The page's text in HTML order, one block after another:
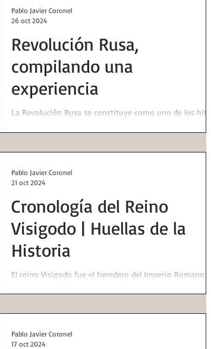
Revolución Rusa,
compilando una
experiencia
La Revolución Rusa se constituye como uno de los hitos
Pablo Javier Coronel
26 oct 2024
Cronología del Reino
Visigodo | Huellas de la
Historia
El reino Visigodo fue el heredero del Imperio Romano
Pablo Javier Coronel
21 oct 2024
Pablo Javier Coronel
17 oct 2024